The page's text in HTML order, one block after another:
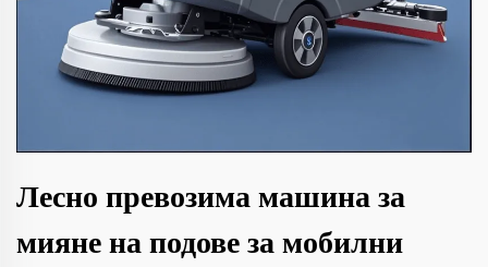
Лесно превозима машина за
мияне на подове за мобилни